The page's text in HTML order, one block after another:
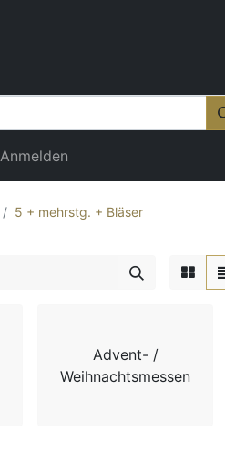
Anmelden
5 + mehrstg. + Bläser
Advent- /
Weihnachtsmessen